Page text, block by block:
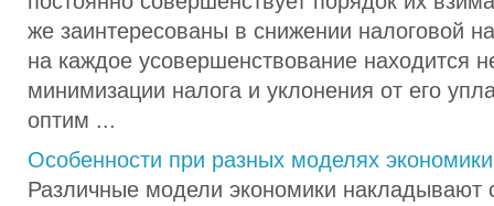
же заинтересованы в снижении налоговой
на каждое усовершенствование находится
минимизации налога и уклонения от его
оптим ...
Особенности при разных моделях экономики
Различные модели экономики накладывают